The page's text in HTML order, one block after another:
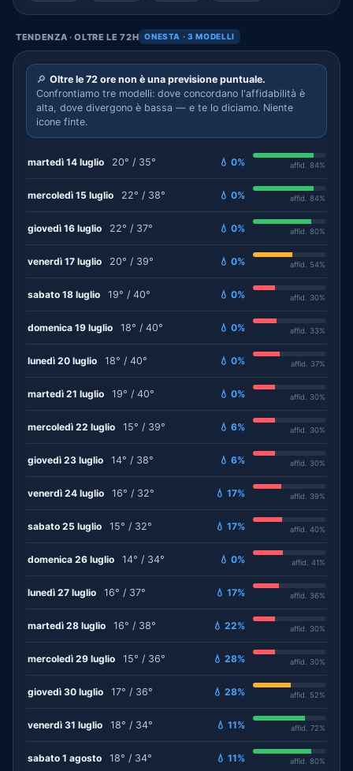
TENDENZA · OLTRE LE 72H ONESTA · 3 MODELLI
🔎 Oltre le 72 ore non è una previsione puntuale.
Confrontiamo tre modelli: dove concordano l'affidabilità è
alta, dove divergono è bassa — e te lo diciamo. Niente
icone finte.
martedì 14 luglio 20° / 35° 💧 0% affid. 84%
mercoledì 15 luglio 22° / 38° 💧 0% affid. 84%
giovedì 16 luglio 22° / 37° 💧 0% affid. 80%
venerdì 17 luglio 20° / 39° 💧 0% affid. 54%
sabato 18 luglio 19° / 40° 💧 0% affid. 30%
domenica 19 luglio 18° / 40° 💧 0% affid. 33%
lunedì 20 luglio 18° / 40° 💧 0% affid. 37%
martedì 21 luglio 19° / 40° 💧 0% affid. 30%
mercoledì 22 luglio 15° / 39° 💧 6% affid. 30%
giovedì 23 luglio 14° / 38° 💧 6% affid. 30%
venerdì 24 luglio 16° / 32° 💧 17% affid. 39%
sabato 25 luglio 15° / 32° 💧 17% affid. 40%
domenica 26 luglio 14° / 34° 💧 0% affid. 41%
lunedì 27 luglio 16° / 37° 💧 17% affid. 36%
martedì 28 luglio 16° / 38° 💧 22% affid. 30%
mercoledì 29 luglio 15° / 36° 💧 28% affid. 30%
giovedì 30 luglio 17° / 36° 💧 28% affid. 52%
venerdì 31 luglio 18° / 34° 💧 11% affid. 72%
sabato 1 agosto 18° / 34° 💧 11% affid. 80%